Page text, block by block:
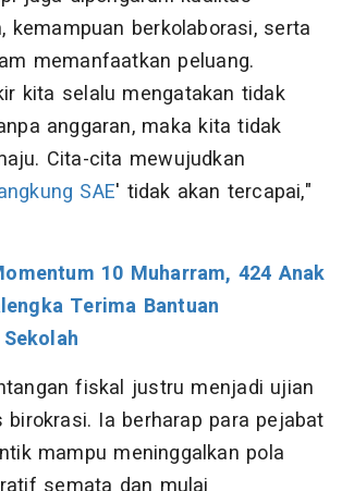
kemampuan berkolaborasi, serta
memanfaatkan peluang.
kita selalu mengatakan tidak
anggaran, maka kita tidak
Cita-cita mewujudkan
SAE' tidak akan tercapai,"
10 Muharram, 424 Anak
Terima Bantuan
fiskal justru menjadi ujian
birokrasi. Ia berharap para pejabat
mampu meninggalkan pola